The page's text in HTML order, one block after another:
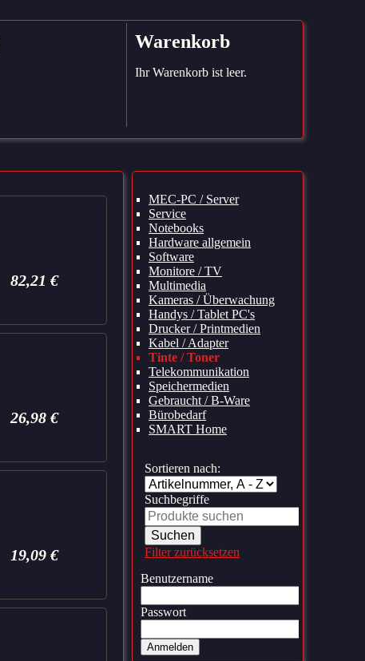
Warenkorb
Ihr Warenkorb ist leer.
82,21 €
26,98 €
19,09 €
überspringen
MEC-PC / Server
Service
Notebooks
Hardware allgemein
Software
Monitore / TV
Multimedia
Kameras / Überwachung
Handys / Tablet PC's
Drucker / Printmedien
Kabel / Adapter
Tinte / Toner
Telekommunikation
Speichermedien
Gebraucht / B-Ware
Bürobedarf
SMART Home
Sortieren nach:
Suchbegriffe
Filter zurücksetzen
Benutzername
Passwort
Anmelden